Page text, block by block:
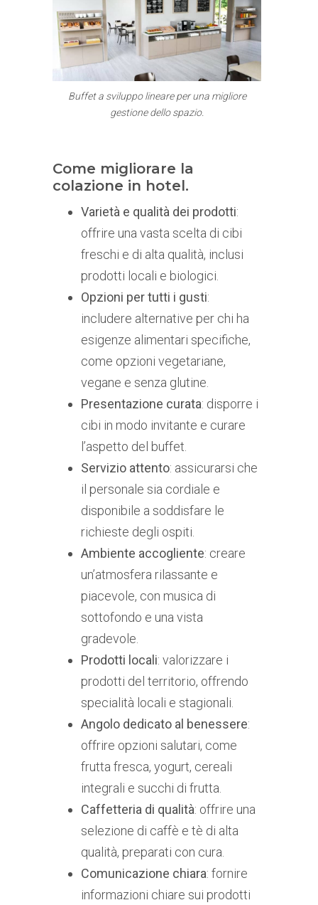
Buffet a sviluppo lineare per una migliore
gestione dello spazio.
Come migliorare la
colazione in hotel.
Varietà e qualità dei prodotti:
offrire una vasta scelta di cibi
freschi e di alta qualità, inclusi
prodotti locali e biologici.
Opzioni per tutti i gusti:
includere alternative per chi ha
esigenze alimentari specifiche,
come opzioni vegetariane,
vegane e senza glutine.
Presentazione curata: disporre i
cibi in modo invitante e curare
l’aspetto del buffet.
Servizio attento: assicurarsi che
il personale sia cordiale e
disponibile a soddisfare le
richieste degli ospiti.
Ambiente accogliente: creare
un’atmosfera rilassante e
piacevole, con musica di
sottofondo e una vista
gradevole.
Prodotti locali: valorizzare i
prodotti del territorio, offrendo
specialità locali e stagionali.
Angolo dedicato al benessere:
offrire opzioni salutari, come
frutta fresca, yogurt, cereali
integrali e succhi di frutta.
Caffetteria di qualità: offrire una
selezione di caffè e tè di alta
qualità, preparati con cura.
Comunicazione chiara: fornire
informazioni chiare sui prodotti